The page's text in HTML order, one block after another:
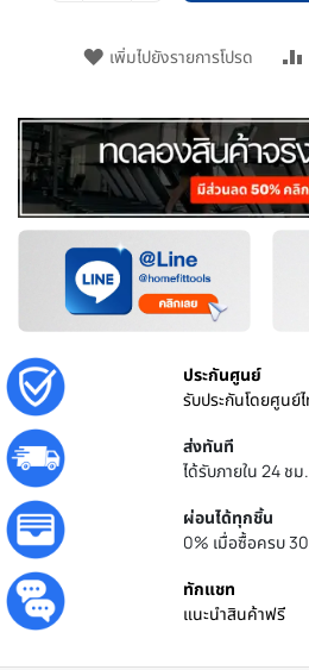
เพิ่มไปยังรายการโปรด
ประกันศูนย์
รับประกันโดยศูนย์
ส่งทันที
ได้รับภายใน 24 ชม.
ผ่อนได้ทุกชิ้น
0% เมื่อซื้อครบ
ทักแชท
แนะนำสินค้าฟรี